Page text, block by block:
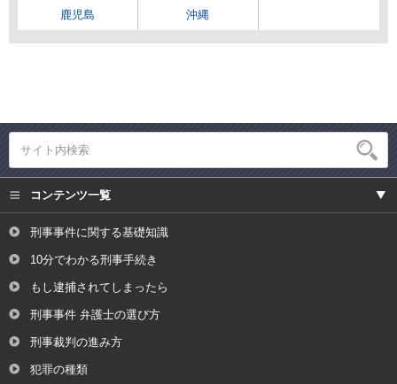
鹿児島 沖縄
コンテンツ一覧
刑事事件に関する基礎知識
10分でわかる刑事手続き
もし逮捕されてしまったら
刑事事件 弁護士の選び方
刑事裁判の進み方
犯罪の種類